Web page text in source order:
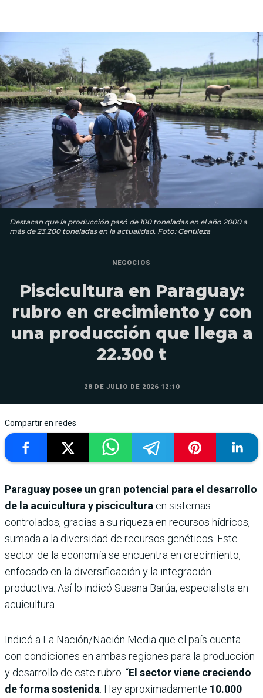
Destacan que la producción pasó de 100 toneladas en el año 2000 a
más de 23.200 toneladas en la actualidad. Foto: Gentileza
NEGOCIOS
Piscicultura en Paraguay:
rubro en crecimiento y con
una producción que llega a
22.300 t
28 DE JULIO DE 2026 12:10
Compartir en redes
Paraguay posee un gran potencial para el desarrollo
de la acuicultura y piscicultura en sistemas
controlados, gracias a su riqueza en recursos hídricos,
sumada a la diversidad de recursos genéticos. Este
sector de la economía se encuentra en crecimiento,
enfocado en la diversificación y la integración
productiva. Así lo indicó Susana Barúa, especialista en
acuicultura.
Indicó a La Nación/Nación Media que el país cuenta
con condiciones en ambas regiones para la producción
y desarrollo de este rubro. “El sector viene creciendo
de forma sostenida . Hay aproximadamente 10.000